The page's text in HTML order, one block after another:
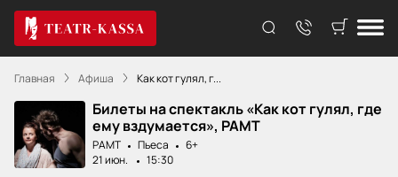
Главная Афиша Как кот гулял, г...
Билеты на спектакль «Как кот гулял, где
ему вздумается», РАМТ
РАМТ Пьеса
6+
21 июн.
15:30